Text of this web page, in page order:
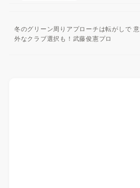
冬のグリーン周りアプローチは転がしで 意
外なクラブ選択も！武藤俊憲プロ